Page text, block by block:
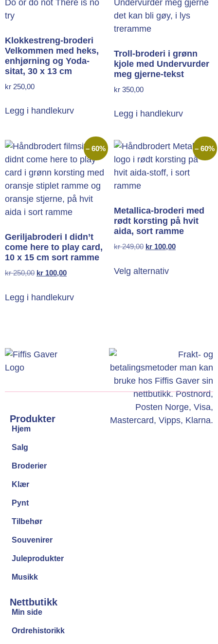
Klokkestreng-broderi
Velkommen med heks,
enhjørning og Yoda-
sitat, 30 x 13 cm
kr 250,00
Legg i handlekurv
Troll-broderi i grønn
kjole med Undervurder
meg gjerne-tekst
kr 350,00
Legg i handlekurv
– 60%
Geriljabroderi I didn’t
come here to play card,
10 x 15 cm sort ramme
kr250,00 kr 100,00
Legg i handlekurv
– 60%
Metallica-broderi med
rødt korsting på hvit
aida, sort ramme
kr249,00 kr 100,00
Velg alternativ
Produkter
Hjem
Salg
Broderier
Klær
Pynt
Tilbehør
Souvenirer
Juleprodukter
Musikk
Nettbutikk
Min side
Ordrehistorikk